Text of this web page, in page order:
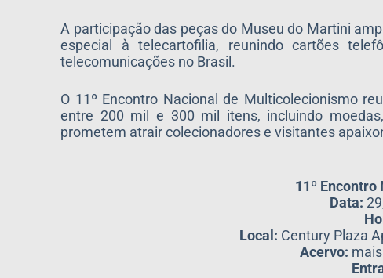
A participação das peças do Museu do Martini
especial à telecartofilia, reunindo cartões
telecomunicações no Brasil.
O 11º Encontro Nacional de Multicolecionismo
entre 200 mil e 300 mil itens, incluindo
prometem atrair colecionadores e visitantes
11º
Data:
Local: Century Plaza
Acervo: